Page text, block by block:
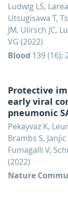
Ludwig LS,
Utsugisawa T,
JM, Ulirsch JC,
VG (2022)
Blood 139 (16):
Protective
early viral
pneumonic
Pekayvaz K,
Brambs S,
Fumagalli V,
(2022)
Nature